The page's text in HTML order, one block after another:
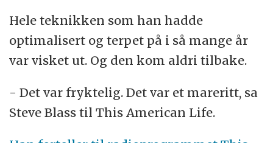
Hele teknikken som han hadde
optimalisert og terpet på i så mange år
var visket ut. Og den kom aldri tilbake.
- Det var fryktelig. Det var et mareritt, sa
Steve Blass til This American Life.